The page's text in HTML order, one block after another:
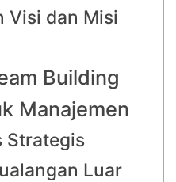
Visi dan Misi
Building
Manajemen
Strategis
Luar